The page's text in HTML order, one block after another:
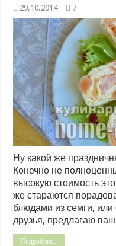
29.10.2014 7
Ну какой же
Конечно не
высокую стоимость
же стараются
блюдами из семги,
друзья, предлагаю
Подробнее...